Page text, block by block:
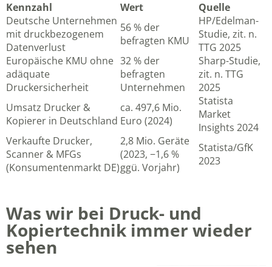
Kennzahl Wert
Quelle
Deutsche Unternehmen
mit druckbezogenem
Datenverlust
56 % der
befragten KMU
HP/Edelman-
Studie, zit. n.
TTG 2025
Europäische KMU ohne
adäquate
Druckersicherheit
32 % der
befragten
Unternehmen
Sharp-Studie,
zit. n. TTG
2025
Umsatz Drucker &
Kopierer in Deutschland
ca. 497,6 Mio.
Euro (2024)
Statista
Market
Insights 2024
Verkaufte Drucker,
Scanner & MFGs
(Konsumentenmarkt DE)
2,8 Mio. Geräte
(2023, −1,6 %
ggü. Vorjahr)
Statista/GfK
2023
Was wir bei Druck- und
Kopiertechnik immer wieder
sehen